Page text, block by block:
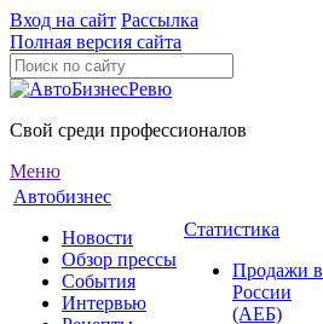
Вход на сайт Рассылка
Полная версия сайта
Свой среди профессионалов
Меню
Автобизнес
Новости
Обзор прессы
События
Интервью
Статистика
Продажи в
России
(АЕБ)